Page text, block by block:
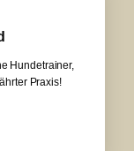
Hundetrainer,
Praxis!